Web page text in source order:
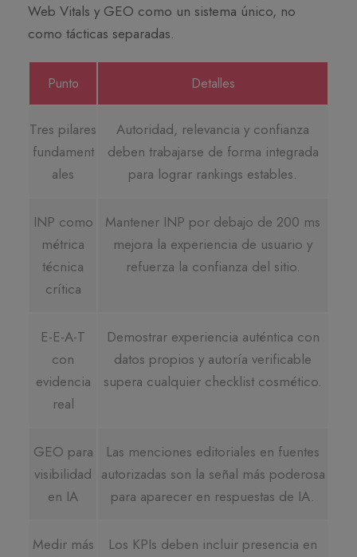
Web Vitals y GEO como un sistema único, no
como tácticas separadas.
Punto Detalles
Tres pilares
fundament
ales
Autoridad, relevancia y confianza
deben trabajarse de forma integrada
para lograr rankings estables.
INP como
métrica
técnica
crítica
Mantener INP por debajo de 200 ms
mejora la experiencia de usuario y
refuerza la confianza del sitio.
E-E-A-T
con
evidencia
real
Demostrar experiencia auténtica con
datos propios y autoría verificable
supera cualquier checklist cosmético.
GEO para
visibilidad
en IA
Las menciones editoriales en fuentes
autorizadas son la señal más poderosa
para aparecer en respuestas de IA.
Medir más
Los KPIs deben incluir presencia en